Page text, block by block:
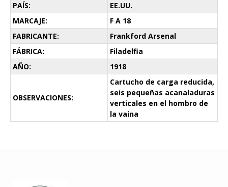
PAÍS:
EE.UU.
MARCAJE:
F A 18
FABRICANTE:
Frankford Arsenal
FÁBRICA:
Filadelfia
AÑO:
1918
OBSERVACIONES:
Cartucho de carga reducida,
seis pequeñas acanaladuras
verticales en el hombro de
la vaina